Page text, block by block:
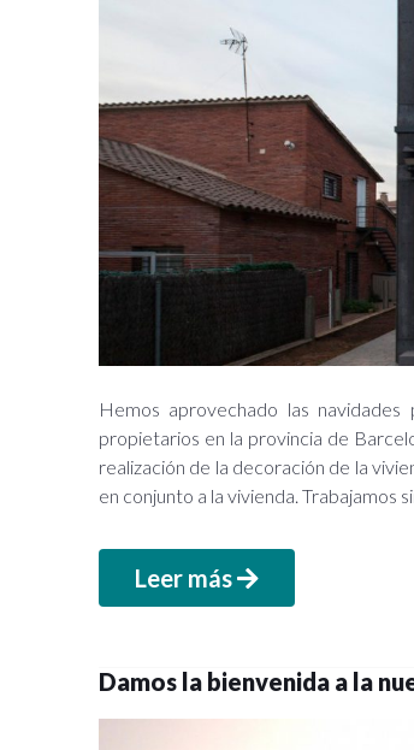
Hemos aprovechado las
propietarios en la provincia de
realización de la decoración de la
en conjunto a la vivienda. Trabajamos
Leer más
Damos la bienvenida a la